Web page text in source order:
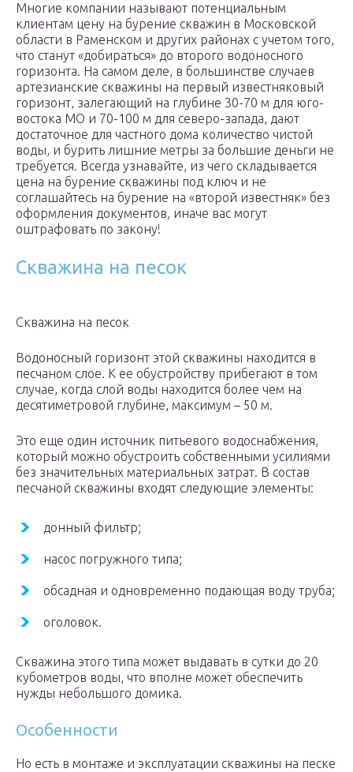
Многие компании называют потенциальным
клиентам цену на бурение скважин в Московской
области в Раменском и других районах с учетом того,
что станут «добираться» до второго водоносного
горизонта. На самом деле, в большинстве случаев
артезианские скважины на первый известняковый
горизонт, залегающий на глубине 30-70 м для юго-
востока МО и 70-100 м для северо-запада, дают
достаточное для частного дома количество чистой
воды, и бурить лишние метры за большие деньги не
требуется. Всегда узнавайте, из чего складывается
цена на бурение скважины под ключ и не
соглашайтесь на бурение на «второй известняк» без
оформления документов, иначе вас могут
оштрафовать по закону!
Скважина на песок
Скважина на песок
Водоносный горизонт этой скважины находится в
песчаном слое. К ее обустройству прибегают в том
случае, когда слой воды находится более чем на
десятиметровой глубине, максимум – 50 м.
Это еще один источник питьевого водоснабжения,
который можно обустроить собственными усилиями
без значительных материальных затрат. В состав
песчаной скважины входят следующие элементы:
донный фильтр;
насос погружного типа;
обсадная и одновременно подающая воду труба;
оголовок.
Скважина этого типа может выдавать в сутки до 20
кубометров воды, что вполне может обеспечить
нужды небольшого домика.
Особенности
Но есть в монтаже и эксплуатации скважины на песке